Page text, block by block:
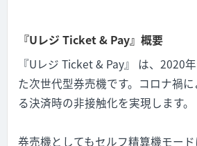
『Uレジ Ticket & Pay』概要
『Uレジ Ticket & Pay』 は、2020
た次世代型券売機です。コロナ禍
る決済時の非接触化を実現します。
券売機としてもセルフ精算機モー